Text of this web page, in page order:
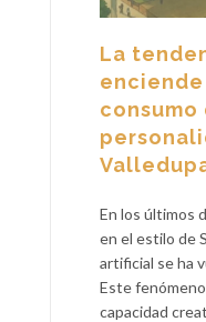
La
consumo
En los últimos
en el estilo de
artificial se ha
Este
capacidad